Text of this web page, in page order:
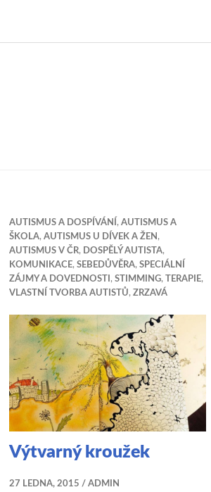
AUTISMUS A DOSPÍVÁNÍ , AUTISMUS A
ŠKOLA, AUTISMUS U DÍVEK A ŽEN ,
AUTISMUS V ČR, DOSPĚLÝ AUTISTA,
KOMUNIKACE, SEBEDŮVĚRA, SPECIÁLNÍ
ZÁJMY A DOVEDNOSTI , STIMMING, TERAPIE,
VLASTNÍ TVORBA AUTISTŮ, ZRZAVÁ
Výtvarný kroužek
27 LEDNA, 2015 ADMIN